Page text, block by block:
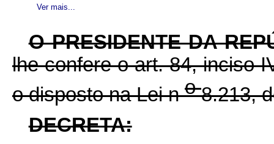
Ver mais...
O PRESIDENTE DA
lhe confere o art. 84, inciso
o disposto na Lei no8.213,
DECRETA: